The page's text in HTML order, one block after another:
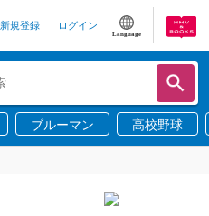
新規登録 ログイン
Language
ブルーマン 高校野球